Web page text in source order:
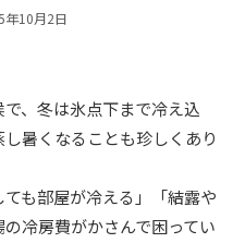
年10月2日
、冬は氷点下まで冷え込
暑くなることも珍しくあり
も部屋が冷える」「結露や
冷房費がかさんで困ってい